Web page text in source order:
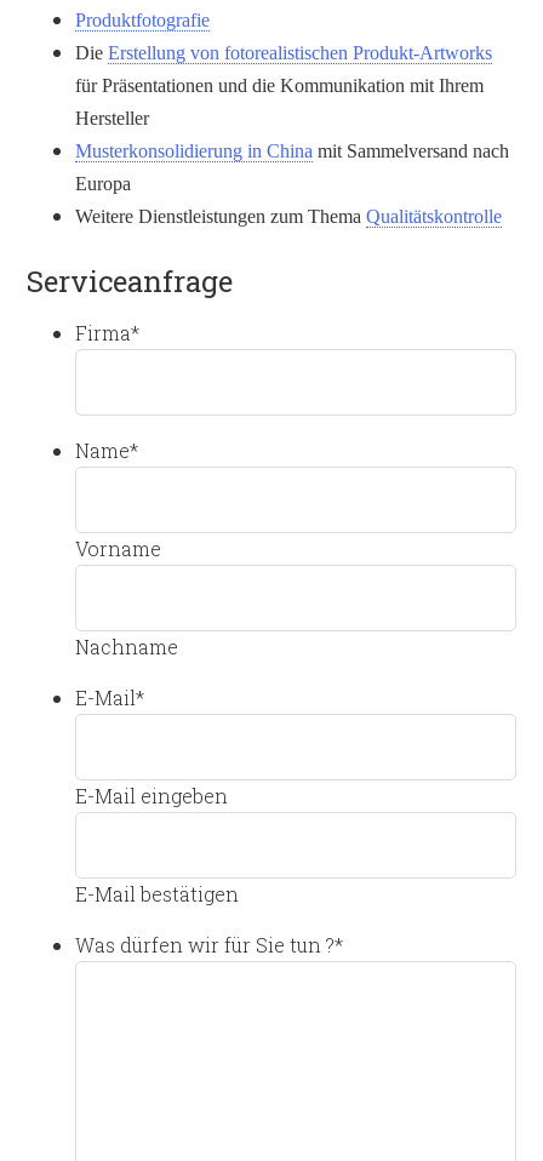
Produktfotografie
DieErstellung von fotorealistischen Produkt-Artworks
für Präsentationen und die Kommunikation mit Ihrem
Hersteller
Musterkonsolidierung in China mit Sammelversand nach
Europa
Weitere Dienstleistungen zum ThemaQualitätskontrolle
Serviceanfrage
Firma*
Name*
Vorname
Nachname
E-Mail*
E-Mail eingeben
E-Mail bestätigen
Was dürfen wir für Sie tun ?*